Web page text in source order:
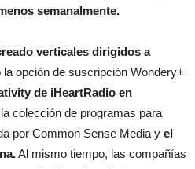
semanalmente.
verticales dirigidos a
la opción de suscripción Wondery+
de iHeartRadio en
la colección de programas para
por Common Sense Media y el
Al mismo tiempo, las compañías